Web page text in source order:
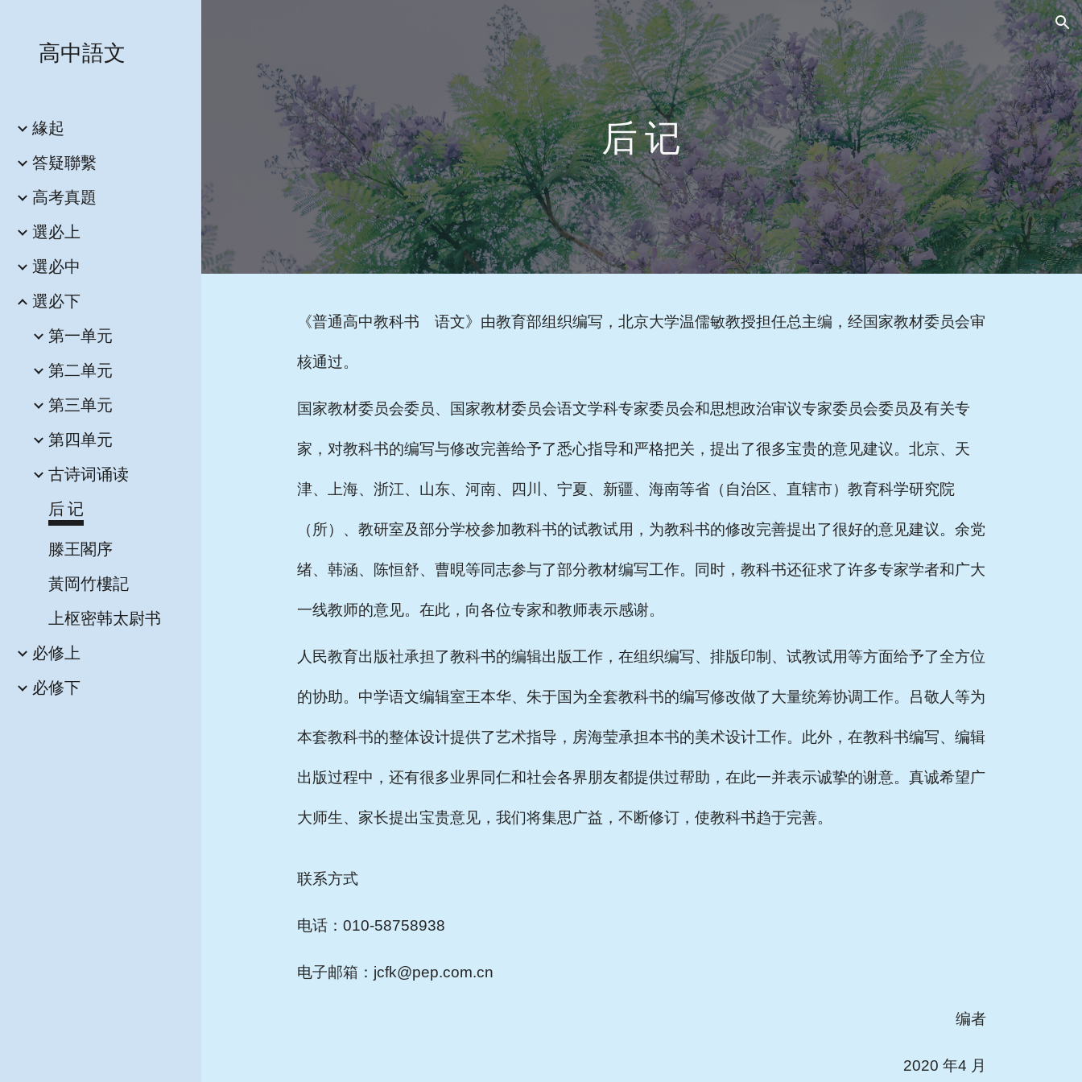
Skip to navigation
高中語文
緣起
答疑聯繫
高考真題
選必上
選必中
選必下
第一单元
第二单元
第三单元
第四单元
古诗词诵读
后 记
滕王閣序
黃岡竹樓記
上枢密韩太尉书
必修上
必修下
后 记
《普通高中教科书 语文》由教育部组织编写，北京大学温儒敏教授担任总主编，经国家教材委员会审
核通过。
国家教材委员会委员、国家教材委员会语文学科专家委员会和思想政治审议专家委员会委员及有关专
家，对教科书的编写与修改完善给予了悉心指导和严格把关，提出了很多宝贵的意见建议。北京、天
津、上海、浙江、山东、河南、四川、宁夏、新疆、海南等省（自治区、直辖市）教育科学研究院
（所）、教研室及部分学校参加教科书的试教试用，为教科书的修改完善提出了很好的意见建议。余党
绪、韩涵、陈恒舒、曹晛等同志参与了部分教材编写工作。同时，教科书还征求了许多专家学者和广大
一线教师的意见。在此，向各位专家和教师表示感谢。
人民教育出版社承担了教科书的编辑出版工作，在组织编写、排版印制、试教试用等方面给予了全方位
的协助。中学语文编辑室王本华、朱于国为全套教科书的编写修改做了大量统筹协调工作。吕敬人等为
本套教科书的整体设计提供了艺术指导，房海莹承担本书的美术设计工作。此外，在教科书编写、编辑
出版过程中，还有很多业界同仁和社会各界朋友都提供过帮助，在此一并表示诚挚的谢意。真诚希望广
大师生、家长提出宝贵意见，我们将集思广益，不断修订，使教科书趋于完善。
联系方式
电话：010-58758938
电子邮箱：jcfk@pep.com.cn
编者
2020 年4 月